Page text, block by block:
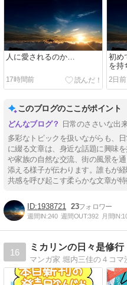
人に愛されるのか…
17時間前
初め
を持
2日前
このブログのここがポイント
日常のささいな出
多彩なトピックを扱いながらも、
に綴る文章は、身近な話題に興味
や家族の自然な交流、街の風景を
添える様子が伝わります。誰もが
共感を呼び起こす柔らかな文章が特
1938721 23
週間IN:240 週間OUT:392 月間IN:
16
ミカリンの日々是修行
マンガ家 堀内三佳の４コマ